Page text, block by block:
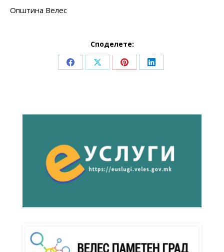
Општина Велес
Споделете:
Share Share Share Share